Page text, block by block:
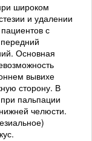
широком
и удалении
с
Основная
вывихе
сторону. В
пальпации
челюсти.